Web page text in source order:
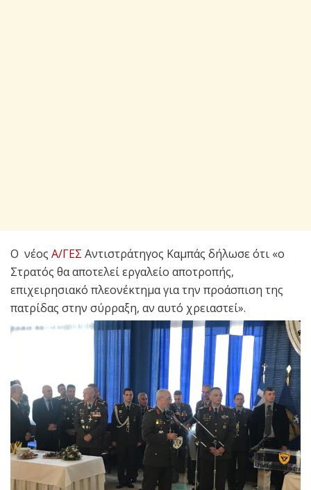
Ο νέος Α/ΓΕΣ Αντιστράτηγος Καμπάς δήλωσε ότι «ο
Στρατός θα αποτελεί εργαλείο αποτροπής,
επιχειρησιακό πλεονέκτημα για την προάσπιση της
πατρίδας στην σύρραξη, αν αυτό χρειαστεί».